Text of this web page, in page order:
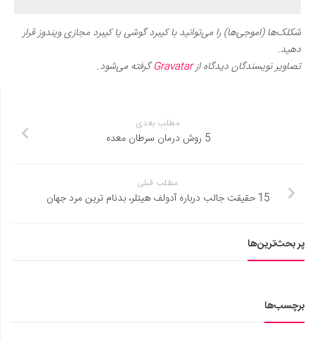
شکلک‌ها (اموجی‌ها) را می‌توانید با کیبرد گوشی یا کیبرد مجازی ویندوز قرار
دهید.
تصاویر نویسندگان دیدگاه ازGravatarگرفته می‌شود.
مطلب بعدی
5 روش درمان سرطان معده
مطلب قبلی
15 حقیقت جالب درباره آدولف هیتلر، بدنام‌ ترین مرد جهان
پر بحث‌ترین‌ها
برچسب‌ها